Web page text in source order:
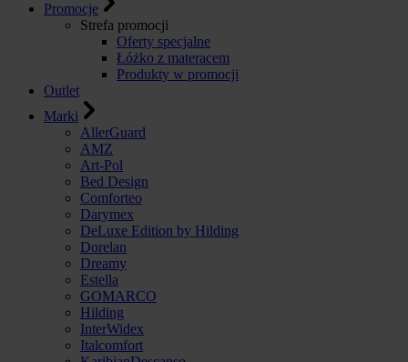
Promocje
Strefa promocji
Oferty specjalne
Łóżko z materacem
Produkty w promocji
Outlet
Marki
AllerGuard
AMZ
Art-Pol
Bed Design
Comforteo
Darymex
DeLuxe Edition by Hilding
Dorelan
Dreamy
Estella
GOMARCO
Hilding
InterWidex
Italcomfort